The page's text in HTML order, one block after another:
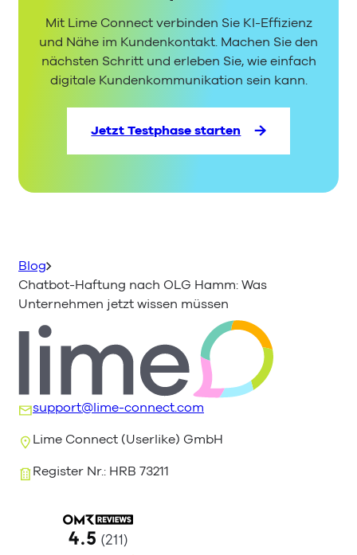
Unternehmen?
Mit Lime Connect verbinden Sie KI-Effizienz
und Nähe im Kundenkontakt. Machen Sie den
nächsten Schritt und erleben Sie, wie einfach
digitale Kundenkommunikation sein kann.
Jetzt Testphase starten
Blog
Chatbot-Haftung nach OLG Hamm: Was
Unternehmen jetzt wissen müssen
support@lime-connect.com
Lime Connect (Userlike) GmbH
Register Nr.: HRB 73211